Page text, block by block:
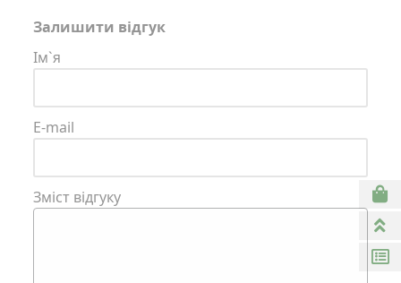
Залишити відгук
Ім`я
E-mail
Зміст відгуку